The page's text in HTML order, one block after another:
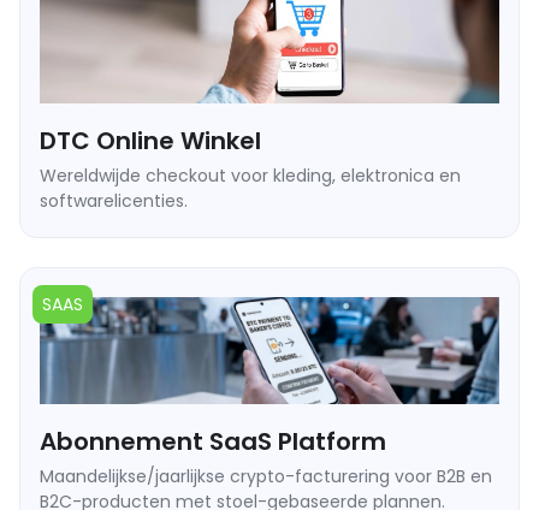
DTC Online Winkel
Wereldwijde checkout voor kleding, elektronica en
softwarelicenties.
verkoop.
➥ Nul chargeback-risico op geleverde bestellingen.
➥ Bereik crypto-native kopers in 190+ markten.
SAAS
Abonnement SaaS Platform
Maandelijkse/jaarlijkse crypto-facturering voor B2B en
B2C-producten met stoel-gebaseerde plannen.